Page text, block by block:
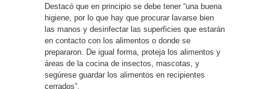
Destacó que en principio se debe tener “una buena
higiene, por lo que hay que procurar lavarse bien
las manos y desinfectar las superficies que estarán
en contacto con los alimentos o donde se
prepararon. De igual forma, proteja los alimentos y
áreas de la cocina de insectos, mascotas, y
segúrese guardar los alimentos en recipientes
cerrados”.